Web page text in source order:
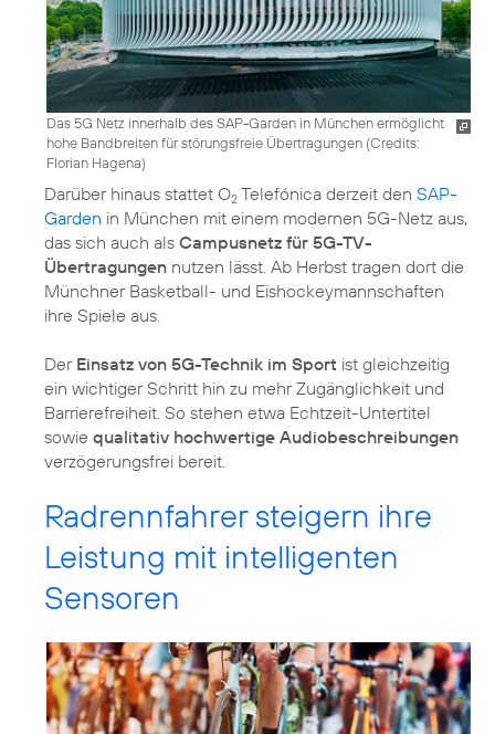
Das 5G Netz innerhalb des SAP-Garden in München ermöglicht
hohe Bandbreiten für störungsfreie Übertragungen (Credits:
Florian Hagena)
Darüber hinaus stattet O2 Telefónica derzeit den SAP-
Garden in München mit einem modernen 5G-Netz aus,
das sich auch als Campusnetz für 5G-TV-
Übertragungen nutzen lässt. Ab Herbst tragen dort die
Münchner Basketball- und Eishockeymannschaften
ihre Spiele aus.
Der Einsatz von 5G-Technik im Sport ist gleichzeitig
ein wichtiger Schritt hin zu mehr Zugänglichkeit und
Barrierefreiheit. So stehen etwa Echtzeit-Untertitel
sowie qualitativ hochwertige Audiobeschreibungen
verzögerungsfrei bereit.
Radrennfahrer steigern ihre
Leistung mit intelligenten
Sensoren